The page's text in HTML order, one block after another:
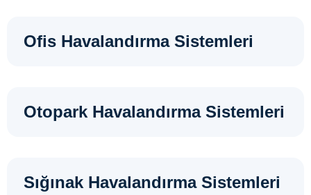
Ofis Havalandırma Sistemleri
Otopark Havalandırma Sistemleri
Sığınak Havalandırma Sistemleri